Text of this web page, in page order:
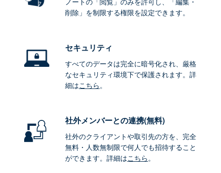
削除」を制限する権限を設定できます。
セキュリティ
すべてのデータは完全に暗号化され、厳格
なセキュリティ環境下で保護されます。詳
細はこちら。
社外メンバーとの連携(無料)
社外のクライアントや取引先の方を、完全
無料・人数無制限で何人でも招待すること
ができます。詳細はこちら。